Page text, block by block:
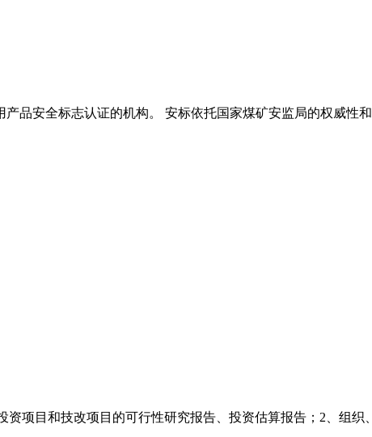
品安全标志认证的机构。 安标依托国家煤矿安监局的权威性
项目和技改项目的可行性研究报告、投资估算报告；2、组织